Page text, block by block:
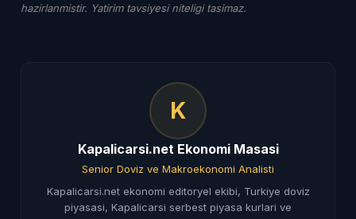
hazirlanmistir. Yatirim tavsiyesi niteligi tasimaz.
K
Kapalicarsi.net Ekonomi Masasi
Senior Doviz ve Makroekonomi Analisti
Kapalicarsi.net ekonomi editoryel ekibi, Turkiye doviz
piyasasi, Kapalicarsi serbest piyasa kurlari ve